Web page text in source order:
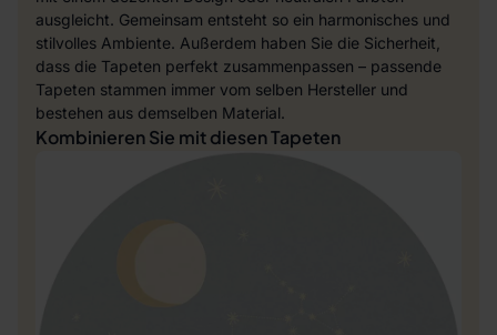
ausgleicht. Gemeinsam entsteht so ein harmonisches und
stilvolles Ambiente. Außerdem haben Sie die Sicherheit,
dass die Tapeten perfekt zusammenpassen – passende
Tapeten stammen immer vom selben Hersteller und
bestehen aus demselben Material.
Kombinieren Sie mit diesen Tapeten